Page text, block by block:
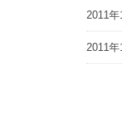
2011
2011